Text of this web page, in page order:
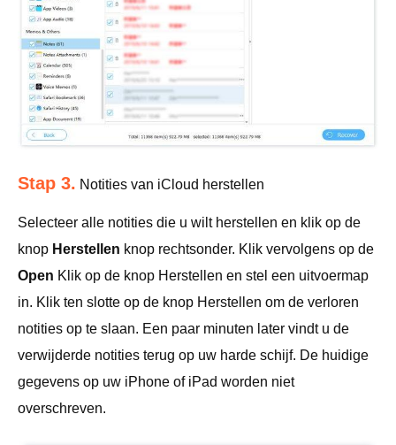
Stap 3. Notities van iCloud herstellen
Selecteer alle notities die u wilt herstellen en klik op de
knop Herstellen knop rechtsonder. Klik vervolgens op de
Open Klik op de knop Herstellen en stel een uitvoermap
in. Klik ten slotte op de knop Herstellen om de verloren
notities op te slaan. Een paar minuten later vindt u de
verwijderde notities terug op uw harde schijf. De huidige
gegevens op uw iPhone of iPad worden niet
overschreven.